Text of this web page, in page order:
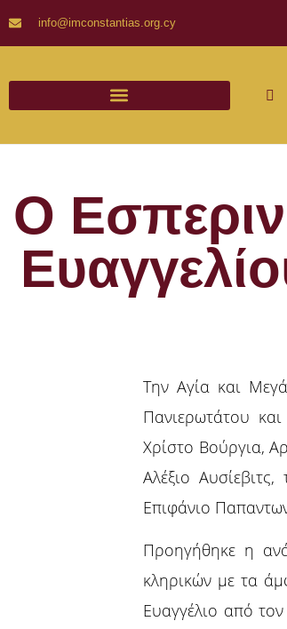
info@imconstantias.org.cy
Ο
Την Αγία και
Πανιερωτάτου
Χρίστο Βούργια,
Αλέξιο
Επιφάνιο
Προηγήθηκε η
κληρικών με τα
Ευαγγέλιο από